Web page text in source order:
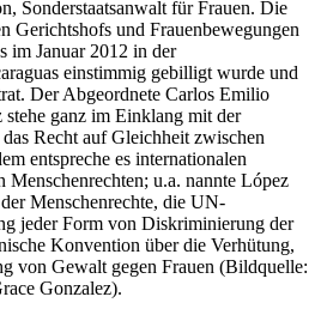
Sonderstaatsanwalt für Frauen. Die
Gerichtshofs und Frauenbewegungen
im Januar 2012 in der
einstimmig gebilligt wurde und
Der Abgeordnete Carlos Emilio
stehe ganz im Einklang mit der
Recht auf Gleichheit zwischen
entspreche es internationalen
Menschenrechten; u.a. nannte López
Menschenrechte, die UN-
jeder Form von Diskriminierung der
Konvention über die Verhütung,
von Gewalt gegen Frauen (Bildquelle:
Gonzalez).